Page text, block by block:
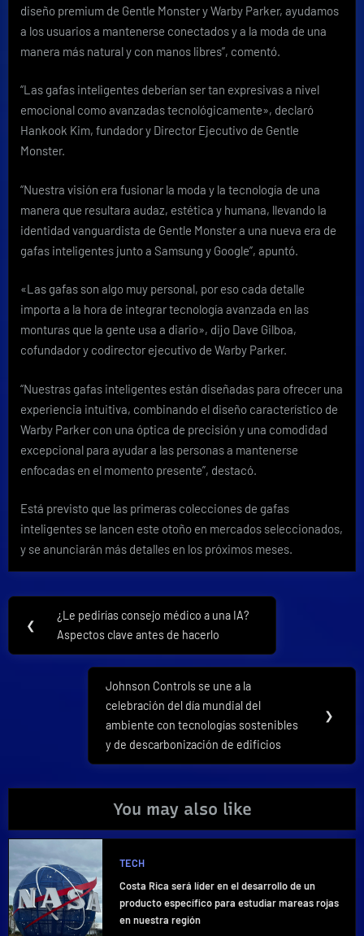
diseño premium de Gentle Monster y Warby Parker, ayudamos
a los usuarios a mantenerse conectados y a la moda de una
manera más natural y con manos libres”, comentó.
“Las gafas inteligentes deberían ser tan expresivas a nivel
emocional como avanzadas tecnológicamente», declaró
Hankook Kim, fundador y Director Ejecutivo de Gentle
Monster.
“Nuestra visión era fusionar la moda y la tecnología de una
manera que resultara audaz, estética y humana, llevando la
identidad vanguardista de Gentle Monster a una nueva era de
gafas inteligentes junto a Samsung y Google”, apuntó.
«Las gafas son algo muy personal, por eso cada detalle
importa a la hora de integrar tecnología avanzada en las
monturas que la gente usa a diario», dijo Dave Gilboa,
cofundador y codirector ejecutivo de Warby Parker.
“Nuestras gafas inteligentes están diseñadas para ofrecer una
experiencia intuitiva, combinando el diseño característico de
Warby Parker con una óptica de precisión y una comodidad
excepcional para ayudar a las personas a mantenerse
enfocadas en el momento presente”, destacó.
Está previsto que las primeras colecciones de gafas
inteligentes se lancen este otoño en mercados seleccionados,
y se anunciarán más detalles en los próximos meses.
Navegación
de
entradas
❮
Previous
Post:
¿Le pedirías consejo médico a una IA?
Aspectos clave antes de hacerlo
Next
Post:
Johnson Controls se une a la
celebración del día mundial del
ambiente con tecnologías sostenibles
y de descarbonización de edificios
❯
You may also like
TECH
Costa Rica será líder en el desarrollo de un
producto específico para estudiar mareas rojas
en nuestra región